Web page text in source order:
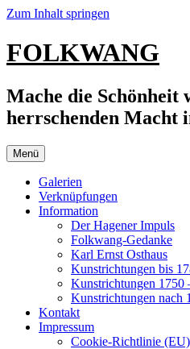
Zum Inhalt springen
FOLKWANG
Mache die Schönheit
herrschenden Macht
Menü
Galerien
Verknüpfungen
Information
Der Hagener Impuls
Folkwang-Gedanke
Karl Ernst Osthaus
Kunstrichtungen bis
Kunstrichtungen 1750
Kunstrichtungen nach
Kontakt
Impressum
Cookie-Richtlinie (EU)